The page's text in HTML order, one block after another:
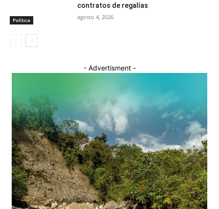
Política
contratos de regalías
agosto 4, 2026
- Advertisment -